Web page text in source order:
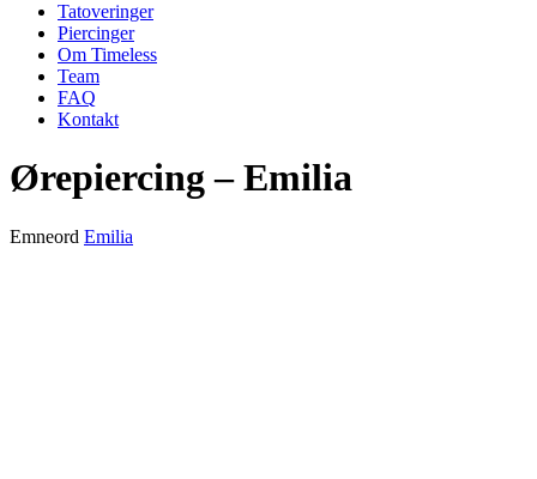
Tatoveringer
Piercinger
Om Timeless
Team
FAQ
Kontakt
Ørepiercing – Emilia
Emneord Emilia